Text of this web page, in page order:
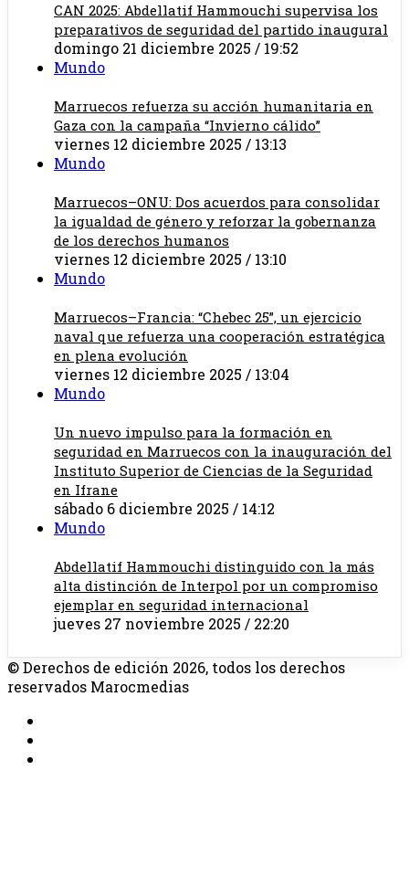
CAN 2025: Abdellatif Hammouchi supervisa los
preparativos de seguridad del partido inaugural
domingo 21 diciembre 2025 / 19:52
Mundo
Marruecos refuerza su acción humanitaria en
Gaza con la campaña “Invierno cálido”
viernes 12 diciembre 2025 / 13:13
Mundo
Marruecos–ONU: Dos acuerdos para consolidar
la igualdad de género y reforzar la gobernanza
de los derechos humanos
viernes 12 diciembre 2025 / 13:10
Mundo
Marruecos–Francia: “Chebec 25”, un ejercicio
naval que refuerza una cooperación estratégica
en plena evolución
viernes 12 diciembre 2025 / 13:04
Mundo
Un nuevo impulso para la formación en
seguridad en Marruecos con la inauguración del
Instituto Superior de Ciencias de la Seguridad
en Ifrane
sábado 6 diciembre 2025 / 14:12
Mundo
Abdellatif Hammouchi distinguido con la más
alta distinción de Interpol por un compromiso
ejemplar en seguridad internacional
jueves 27 noviembre 2025 / 22:20
© Derechos de edición 2026, todos los derechos
reservados Marocmedias